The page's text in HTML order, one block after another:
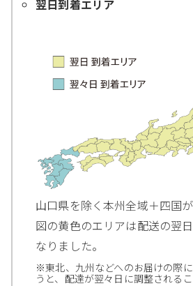
翌日到着エリア
山口県を除く本州全域＋四国が
図の黄色のエリアは配送の翌
なりました。
※東北、九州などへのお届けの際
うと、配達が翌々日に調整されるこ